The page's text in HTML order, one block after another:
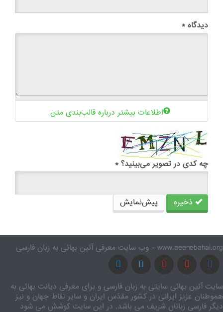
دیدگاه *
اطلاعات بیشتر درباره قالب‌بندی متن
چه کدی در تصویر می‌بینید؟ *
ذخیره پیش‌نمایش
www.aeenebahai.org - وب سایت معرفی آئین بهائی به زبان فارسی
سایت آئین بهائی سایتی به زبان فارسی و برای معرفی دیانت بهائی به
هموطنان عزیز ایرانی در کشور مقدّس ایران و سایر نقاط جهان و نیز
دیگر فارسی زبانان شریف می باشد. در این سایت کوشش می شود